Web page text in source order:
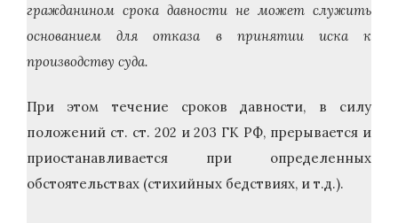
гражданином срока давности не может служить
основанием для отказа в принятии иска к
производству суда.
При этом течение сроков давности, в силу
положений ст. ст. 202 и 203 ГК РФ, прерывается и
приостанавливается при определенных
обстоятельствах (стихийных бедствиях, и т.д.).